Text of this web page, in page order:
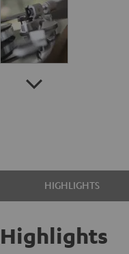
HIGHLIGHTS
Highlights